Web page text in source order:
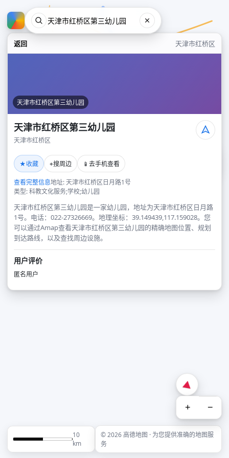
返回 天津市红桥区
天津市红桥区第三幼儿园
天津市红桥区第三幼儿园
天津市红桥区
★收藏 ⌖搜周边 📱 去手机查看
查看完整信息地址: 天津市红桥区日月路1号
类型: 科教文化服务;学校;幼儿园
天津市红桥区第三幼儿园是一家幼儿园，地址为天津市红桥区日月路
1号。电话：022-27326669。地理坐标：39.149439,117.159028。您
可以通过Amap查看天津市红桥区第三幼儿园的精确地图位置、规划
到达路线，以及查找周边设施。
用户评价
匿名用户
+ −
10
km
© 2026 高德地图 · 为您提供准确的地图服
务